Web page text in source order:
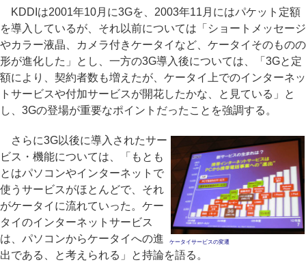
KDDIは2001年10月に3Gを、2003年11月にはパケット定額
を導入しているが、それ以前については「ショートメッセージ
やカラー液晶、カメラ付きケータイなど、ケータイそのものの
形が進化した」とし、一方の3G導入後については、「3Gと定
額により、契約者数も増えたが、ケータイ上でのインターネッ
トサービスや付加サービスが開花したかな、と見ている」と
し、3Gの登場が重要なポイントだったことを強調する。
ケータイサービスの変遷
さらに3G以後に導入されたサー
ビス・機能については、「もとも
とはパソコンやインターネットで
使うサービスがほとんどで、それ
がケータイに流れていった。ケー
タイのインターネットサービス
は、パソコンからケータイへの進
出である、と考えられる」と持論を語る。